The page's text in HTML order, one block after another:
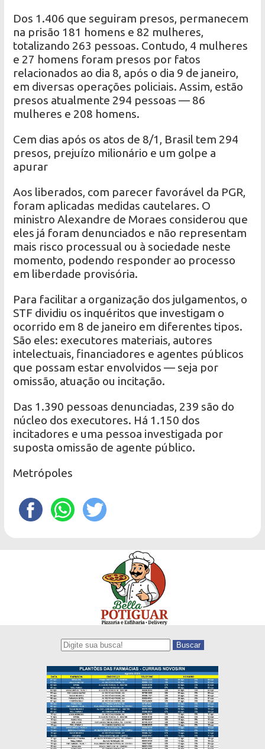
Dos 1.406 que seguiram presos, permanecem
na prisão 181 homens e 82 mulheres,
totalizando 263 pessoas. Contudo, 4 mulheres
e 27 homens foram presos por fatos
relacionados ao dia 8, após o dia 9 de janeiro,
em diversas operações policiais. Assim, estão
presos atualmente 294 pessoas — 86
mulheres e 208 homens.
Cem dias após os atos de 8/1, Brasil tem 294
presos, prejuízo milionário e um golpe a
apurar
Aos liberados, com parecer favorável da PGR,
foram aplicadas medidas cautelares. O
ministro Alexandre de Moraes considerou que
eles já foram denunciados e não representam
mais risco processual ou à sociedade neste
momento, podendo responder ao processo
em liberdade provisória.
Para facilitar a organização dos julgamentos, o
STF dividiu os inquéritos que investigam o
ocorrido em 8 de janeiro em diferentes tipos.
São eles: executores materiais, autores
intelectuais, financiadores e agentes públicos
que possam estar envolvidos — seja por
omissão, atuação ou incitação.
Das 1.390 pessoas denunciadas, 239 são do
núcleo dos executores. Há 1.150 dos
incitadores e uma pessoa investigada por
suposta omissão de agente público.
Metrópoles
Buscar